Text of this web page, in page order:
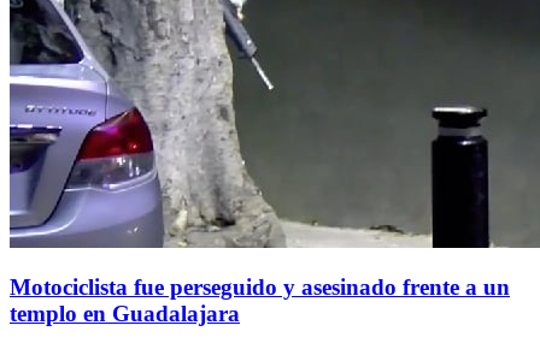
Motociclista fue perseguido y asesinado frente a un
templo en Guadalajara